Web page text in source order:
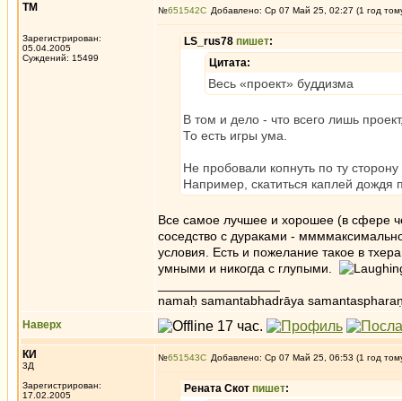
ТМ
Зарегистрирован:
05.04.2005
Суждений: 15499
№651542 Добавлено: Ср 07 Май 25, 02:27 (1 год
LS_rus78 пишет:
Цитата:
Весь «проект» буддизма
В том и дело - что всего лишь
То есть игры ума.
Не пробовали копнуть по ту
Например, скатиться каплей дождя
Все самое лучшее и хорошее (в сфере
соседство с дураками -
условия. Есть и пожелание такое в
умными и никогда с глупыми.
namaḥ samantabhadrāya
Наверх
КИ
3Д
Зарегистрирован:
17.02.2005
№651543 Добавлено: Ср 07 Май 25, 06:53 (1 год
Рената Скот пишет: